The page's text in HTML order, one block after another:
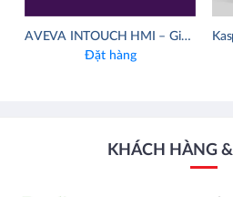
AVEVA Edge (SCADA và HMI từ Edge đến Enterprise)
Đặt hàng
KHÁCH HÀNG